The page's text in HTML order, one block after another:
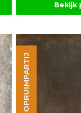
Bekijk
OPRUIMPARTIJ